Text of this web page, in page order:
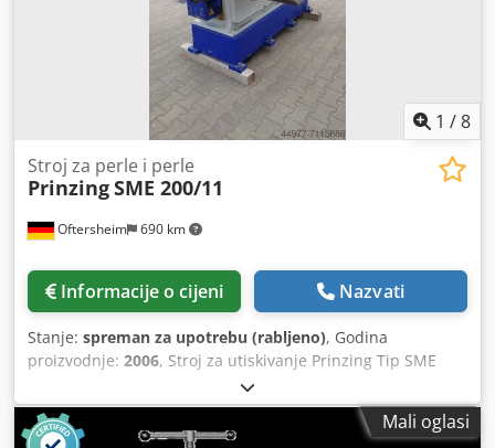
kontinuiranom opterećenju Dcsdpfx Aexaaf Roc Nsk - 1x
mobilna nožna pedala za rad u oba smjera - postolje za
1 /8
Oftersheim 690 km
Stroj za perle i perle
PrinzingSME 200/11
Informacije o cijeni Nazvati
Stanje: spreman za upotrebu (rabljeno), Godina
proizvodnje: 2006, Stroj za utiskivanje Prinzing Tip SME
200/11 Godina proizvodnje 2006 Dubina umetanja 1100
mm Priključna snaga 5,5 kW Maks. debljina lima 1,5 mm
inox (VA) Upravljanje Siemens Siematic OP7 PosebnaMali oglasi